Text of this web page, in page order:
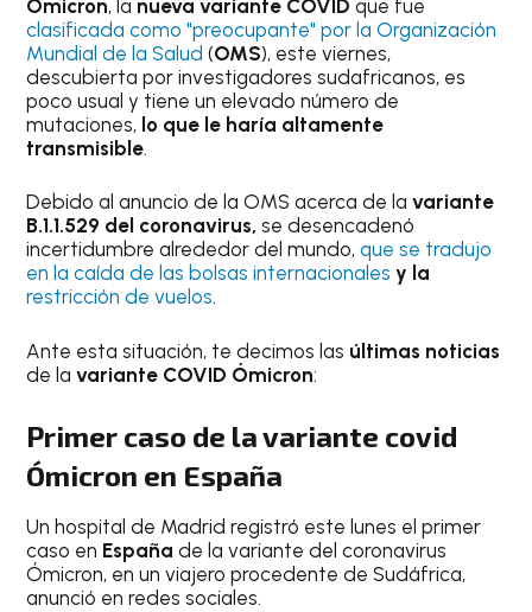
Ómicron, la nueva variante COVID que fue
clasificada como "preocupante" por la Organización
Mundial de la Salud (OMS), este viernes,
descubierta por investigadores sudafricanos, es
poco usual y tiene un elevado número de
mutaciones, lo que le haría altamente
transmisible.
Debido al anuncio de la OMS acerca de la variante
B.1.1.529 del coronavirus, se desencadenó
incertidumbre alrededor del mundo,que se tradujo
en la caída de las bolsas internacionales y la
restricción de vuelos.
Ante esta situación, te decimos las últimas noticias
de lavariante COVID Ómicron:
Primer caso de la variante covid
Ómicron en España
Un hospital de Madrid registró este lunes el primer
caso en España de la variante del coronavirus
Ómicron, en un viajero procedente de Sudáfrica,
anunció en redes sociales.